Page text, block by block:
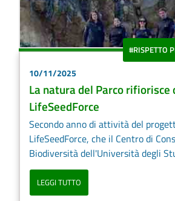
#RISPETTO
10/11/2025
La natura del Parco rifiorisce
LifeSeedForce
Secondo anno di attività del
LifeSeedForce, che il Centro di
Biodiversità dell'Università degli
LEGGI TUTTO